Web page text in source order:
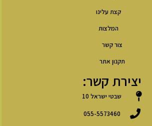
קצת עלינו
המלצות
צור קשר
תקנון אתר
יצירת קשר:
שבטי ישראל 10
055-5573460